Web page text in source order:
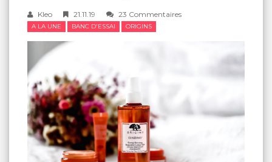
Kleo 21.11.19 23 Commentaires
A LA UNE BANC D'ESSAI ORIGINS